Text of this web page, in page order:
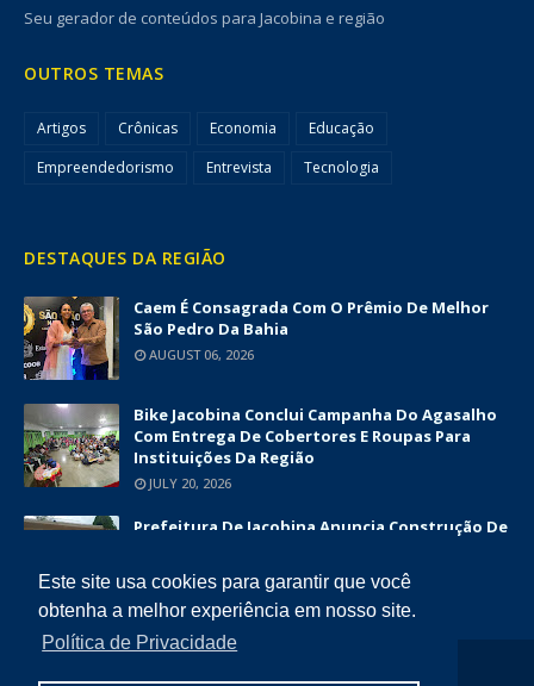
Este site usa cookies para garantir que você
obtenha a melhor experiência em nosso site.
Política de Privacidade
Seu gerador de conteúdos para Jacobina e região
OUTROS TEMAS
Artigos Crônicas Economia
Educação
Empreendedorismo
Entrevista Tecnologia
DESTAQUES DA REGIÃO
Caem É Consagrada Com O Prêmio De Melhor
São Pedro Da Bahia
AUGUST 06, 2026
Bike Jacobina Conclui Campanha Do Agasalho
Com Entrega De Cobertores E Roupas Para
Instituições Da Região
JULY 20, 2026
Prefeitura De Jacobina Anuncia Construção De
Superior A R$ 1,7 Milhão
JUNE 12, 2026